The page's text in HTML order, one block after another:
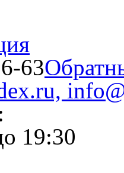
63
19:30